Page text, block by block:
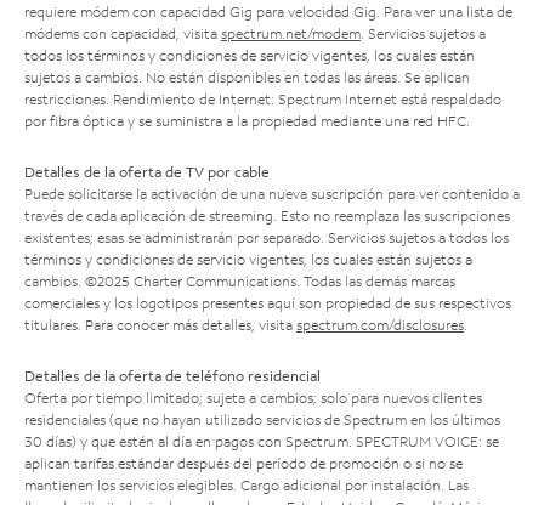
requiere módem con capacidad Gig para velocidad Gig. Para ver una lista de
módems con capacidad, visita spectrum.net/modem . Servicios sujetos a
todos los términos y condiciones de servicio vigentes, los cuales están
sujetos a cambios. No están disponibles en todas las áreas. Se aplican
restricciones. Rendimiento de Internet: Spectrum Internet está respaldado
por fibra óptica y se suministra a la propiedad mediante una red HFC.
Detalles de la oferta de TV por cable
Puede solicitarse la activación de una nueva suscripción para ver contenido a
través de cada aplicación de streaming. Esto no reemplaza las suscripciones
existentes; esas se administrarán por separado. Servicios sujetos a todos los
términos y condiciones de servicio vigentes, los cuales están sujetos a
cambios. ©2025 Charter Communications. Todas las demás marcas
comerciales y los logotipos presentes aquí son propiedad de sus respectivos
titulares. Para conocer más detalles, visita spectrum.com/disclosures
Detalles de la oferta de teléfono residencial
Oferta por tiempo limitado; sujeta a cambios; solo para nuevos clientes
residenciales (que no hayan utilizado servicios de Spectrum en los últimos
30 días) y que estén al día en pagos con Spectrum. SPECTRUM VOICE: se
aplican tarifas estándar después del período de promoción o si no se
mantienen los servicios elegibles. Cargo adicional por instalación. Las